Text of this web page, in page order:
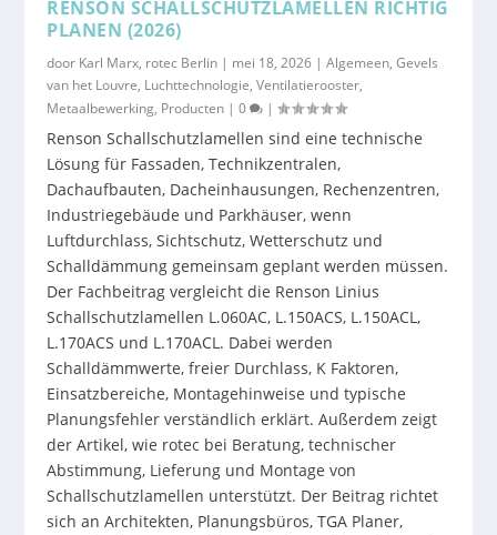
RENSON SCHALLSCHUTZLAMELLEN RICHTIG
PLANEN (2026)
door Karl Marx, rotec Berlin | mei 18, 2026 |Algemeen,Gevels
van het Louvre, Luchttechnologie,Ventilatierooster,
Metaalbewerking, Producten |0 |
Renson Schallschutzlamellen sind eine technische
Lösung für Fassaden, Technikzentralen,
Dachaufbauten, Dacheinhausungen, Rechenzentren,
Industriegebäude und Parkhäuser, wenn
Luftdurchlass, Sichtschutz, Wetterschutz und
Schalldämmung gemeinsam geplant werden müssen.
Der Fachbeitrag vergleicht die Renson Linius
Schallschutzlamellen L.060AC, L.150ACS, L.150ACL,
L.170ACS und L.170ACL. Dabei werden
Schalldämmwerte, freier Durchlass, K Faktoren,
Einsatzbereiche, Montagehinweise und typische
Planungsfehler verständlich erklärt. Außerdem zeigt
der Artikel, wie rotec bei Beratung, technischer
Abstimmung, Lieferung und Montage von
Schallschutzlamellen unterstützt. Der Beitrag richtet
sich an Architekten, Planungsbüros, TGA Planer,